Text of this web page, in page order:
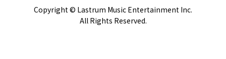
Copyright © Lastrum Music Entertainment Inc.
All Rights Reserved.